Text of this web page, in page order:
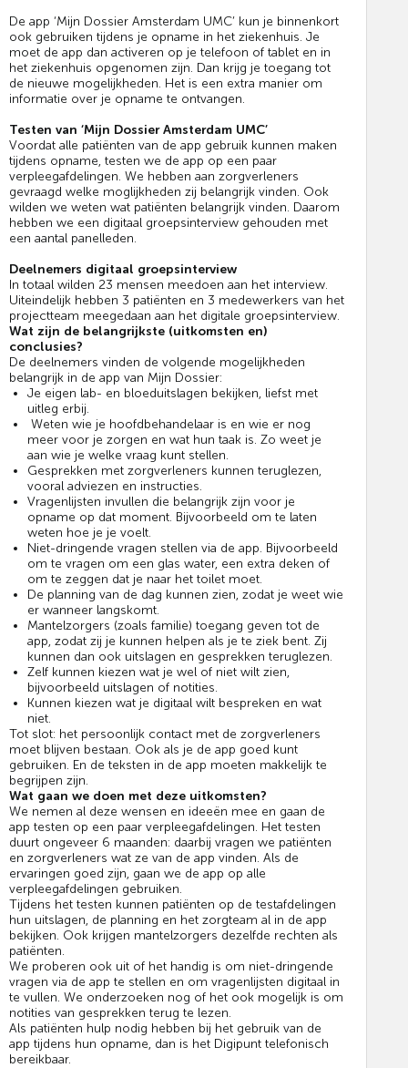
De app ‘Mijn Dossier Amsterdam UMC’ kun je binnenkort
ook gebruiken tijdens je opname in het ziekenhuis. Je
moet de app dan activeren op je telefoon of tablet en in
het ziekenhuis opgenomen zijn. Dan krijg je toegang tot
de nieuwe mogelijkheden. Het is een extra manier om
informatie over je opname te ontvangen.
Testen van ‘Mijn Dossier Amsterdam UMC’
Voordat alle patiënten van de app gebruik kunnen maken
tijdens opname, testen we de app op een paar
verpleegafdelingen. We hebben aan zorgverleners
gevraagd welke moglijkheden zij belangrijk vinden. Ook
wilden we weten wat patiënten belangrijk vinden. Daarom
hebben we een digitaal groepsinterview gehouden met
een aantal panelleden.
Deelnemers digitaal groepsinterview
In totaal wilden 23 mensen meedoen aan het interview.
Uiteindelijk hebben 3 patiënten en 3 medewerkers van het
projectteam meegedaan aan het digitale groepsinterview.
Wat zijn de belangrijkste (uitkomsten en)
conclusies?
De deelnemers vinden de volgende mogelijkheden
belangrijk in de app van Mijn Dossier:
Je eigen lab- en bloeduitslagen bekijken, liefst met
uitleg erbij.
Weten wie je hoofdbehandelaar is en wie er nog
meer voor je zorgen en wat hun taak is. Zo weet je
aan wie je welke vraag kunt stellen.
Gesprekken met zorgverleners kunnen teruglezen,
vooral adviezen en instructies.
Vragenlijsten invullen die belangrijk zijn voor je
opname op dat moment. Bijvoorbeeld om te laten
weten hoe je je voelt.
Niet-dringende vragen stellen via de app. Bijvoorbeeld
om te vragen om een glas water, een extra deken of
om te zeggen dat je naar het toilet moet.
De planning van de dag kunnen zien, zodat je weet wie
er wanneer langskomt.
Mantelzorgers (zoals familie) toegang geven tot de
app, zodat zij je kunnen helpen als je te ziek bent. Zij
kunnen dan ook uitslagen en gesprekken teruglezen.
Zelf kunnen kiezen wat je wel of niet wilt zien,
bijvoorbeeld uitslagen of notities.
Kunnen kiezen wat je digitaal wilt bespreken en wat
niet.
Tot slot: het persoonlijk contact met de zorgverleners
moet blijven bestaan. Ook als je de app goed kunt
gebruiken. En de teksten in de app moeten makkelijk te
begrijpen zijn.
Wat gaan we doen met deze uitkomsten?
We nemen al deze wensen en ideeën mee en gaan de
app testen op een paar verpleegafdelingen. Het testen
duurt ongeveer 6 maanden: daarbij vragen we patiënten
en zorgverleners wat ze van de app vinden. Als de
ervaringen goed zijn, gaan we de app op alle
verpleegafdelingen gebruiken.
Tijdens het testen kunnen patiënten op de testafdelingen
hun uitslagen, de planning en het zorgteam al in de app
bekijken. Ook krijgen mantelzorgers dezelfde rechten als
patiënten.
We proberen ook uit of het handig is om niet-dringende
vragen via de app te stellen en om vragenlijsten digitaal in
te vullen. We onderzoeken nog of het ook mogelijk is om
notities van gesprekken terug te lezen.
Als patiënten hulp nodig hebben bij het gebruik van de
app tijdens hun opname, dan is het Digipunt telefonisch
bereikbaar.